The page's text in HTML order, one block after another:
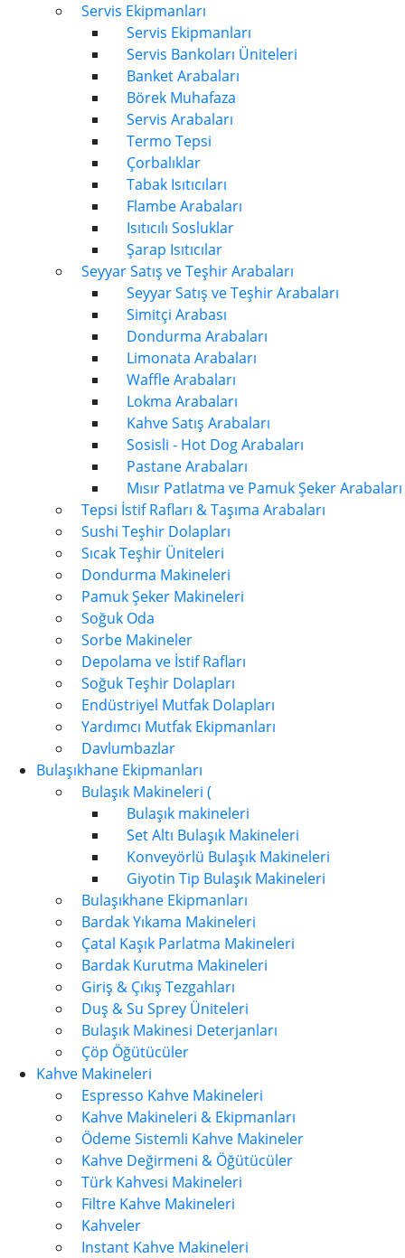
Servis Ekipmanları
Servis Ekipmanları
Servis Bankoları Üniteleri
Banket Arabaları
Börek Muhafaza
Servis Arabaları
Termo Tepsi
Çorbalıklar
Tabak Isıtıcıları
Flambe Arabaları
Isıtıcılı Sosluklar
Şarap Isıtıcılar
Seyyar Satış ve Teşhir Arabaları
Seyyar Satış ve Teşhir Arabaları
Simitçi Arabası
Dondurma Arabaları
Limonata Arabaları
Waffle Arabaları
Lokma Arabaları
Kahve Satış Arabaları
Sosisli - Hot Dog Arabaları
Pastane Arabaları
Mısır Patlatma ve Pamuk Şeker Arabaları
Tepsi İstif Rafları & Taşıma Arabaları
Sushi Teşhir Dolapları
Sıcak Teşhir Üniteleri
Dondurma Makineleri
Pamuk Şeker Makineleri
Soğuk Oda
Sorbe Makineler
Depolama ve İstif Rafları
Soğuk Teşhir Dolapları
Endüstriyel Mutfak Dolapları
Yardımcı Mutfak Ekipmanları
Davlumbazlar
Bulaşıkhane Ekipmanları
Bulaşık Makineleri (
Bulaşık makineleri
Set Altı Bulaşık Makineleri
Konveyörlü Bulaşık Makineleri
Giyotin Tip Bulaşık Makineleri
Bulaşıkhane Ekipmanları
Bardak Yıkama Makineleri
Çatal Kaşık Parlatma Makineleri
Bardak Kurutma Makineleri
Giriş & Çıkış Tezgahları
Duş & Su Sprey Üniteleri
Bulaşık Makinesi Deterjanları
Çöp Öğütücüler
Kahve Makineleri
Espresso Kahve Makineleri
Kahve Makineleri & Ekipmanları
Ödeme Sistemli Kahve Makineler
Kahve Değirmeni & Öğütücüler
Türk Kahvesi Makineleri
Filtre Kahve Makineleri
Kahveler
Instant Kahve Makineleri